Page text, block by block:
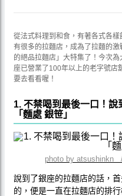
從法式料理到和食，有著各式各
有很多的拉麵店，成為了拉麵的
的絕品拉麵店」大特集了！今次
座已營業了100年以上的老字號店
要去看看喔！
1. 不禁喝到最後一口！說
「麵處 銀笹」
photo by atsushinkn
說到了銀座的拉麵店的話，
的，便是一直在拉麵店的排